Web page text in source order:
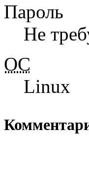
Пароль
Не
ОС
Linux